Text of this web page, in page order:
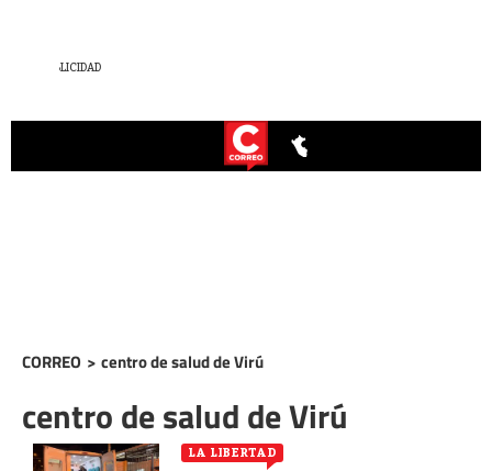
CORREO > centro de salud de Virú
centro de salud de Virú
LA LIBERTAD